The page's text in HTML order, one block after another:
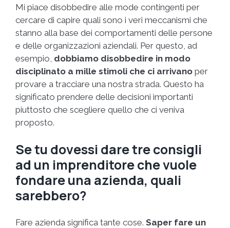
Mi piace disobbedire alle mode contingenti per
cercare di capire quali sono i veri meccanismi che
stanno alla base dei comportamenti delle persone
e delle organizzazioni aziendali. Per questo, ad
esempio, dobbiamo disobbedire in modo
disciplinato a mille stimoli che ci arrivano per
provare a tracciare una nostra strada. Questo ha
significato prendere delle decisioni importanti
piuttosto che scegliere quello che ci veniva
proposto.
Se tu dovessi dare tre consigli
ad un imprenditore che vuole
fondare una azienda, quali
sarebbero?
Fare azienda significa tante cose. Saper fare un